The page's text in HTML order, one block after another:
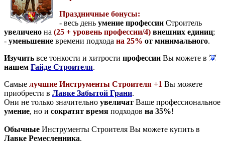
Праздничные бонусы:
- весь день умение профессии Строитель
увеличено на (25 + уровень профессии/4) внешних единиц;
- уменьшение времени подхода на 25% от минимального.
Изучить все тонкости и хитрости профессии Вы можете в
нашем Гайде Строителя.
Самые лучшие Инструменты Строителя +1 Вы можете
приобрести в Лавке Забытой Грани.
Они не только значительно увеличат Ваше профессиональное
умение, но и сократят время подходов на 35%!
Обычные Инструменты Строителя Вы можете купить в
Лавке Ремесленника.